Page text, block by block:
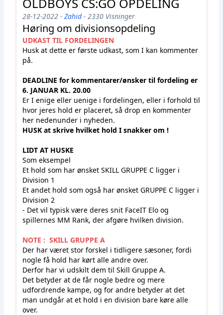
28-12-2022 - Zahid- 2330 Visninger
Høring om divisionsopdeling
UDKAST TIL FORDELINGEN
Husk at dette er første udkast, som I kan kommenter
på.
DEADLINE for kommentarer/ønsker til fordeling er
6. JANUAR KL. 20.00
Er I enige eller uenige i fordelingen, eller i forhold til
hvor jeres hold er placeret, så drop en kommenter
her nedenunder i nyheden.
HUSK at skrive hvilket hold I snakker om !
LIDT AT HUSKE
Som eksempel
Et hold som har ønsket SKILL GRUPPE C ligger i
Division 1
Et andet hold som også har ønsket GRUPPE C ligger i
Division 2
- Det vil typisk være deres snit FaceIT Elo og
spillernes MM Rank, der afgøre hvilken division.
NOTE : SKILL GRUPPE A
Der har været stor forskel i tidligere sæsoner, fordi
nogle få hold har kørt alle andre over.
Derfor har vi udskilt dem til Skill Gruppe A.
Det betyder at de får nogle bedre og mere
udfordrende kampe, og for andre betyder at det
man undgår at et hold i en division bare køre alle
over.